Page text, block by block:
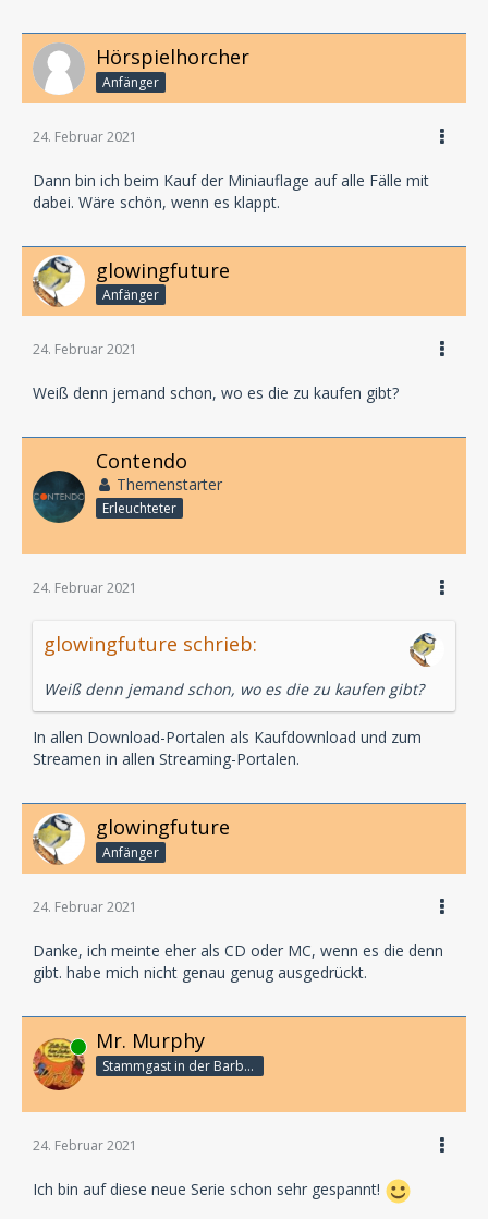
Hörspielhorcher
Anfänger
24. Februar 2021
Dann bin ich beim Kauf der Miniauflage auf alle Fälle mit
dabei. Wäre schön, wenn es klappt.
glowingfuture
Anfänger
24. Februar 2021
Weiß denn jemand schon, wo es die zu kaufen gibt?
Contendo
Themenstarter
Erleuchteter
24. Februar 2021
glowingfuture schrieb:
Weiß denn jemand schon, wo es die zu kaufen gibt?
In allen Download-Portalen als Kaufdownload und zum
Streamen in allen Streaming-Portalen.
glowingfuture
Anfänger
24. Februar 2021
Danke, ich meinte eher als CD oder MC, wenn es die denn
gibt. habe mich nicht genau genug ausgedrückt.
Online Mr. Murphy
Stammgast in der Barbarabar
24. Februar 2021
Ich bin auf diese neue Serie schon sehr gespannt!